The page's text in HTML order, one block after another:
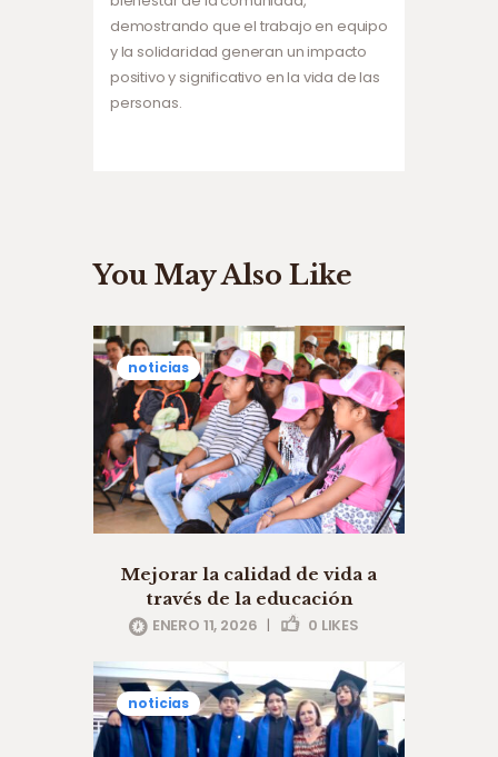
demostrando que el trabajo en equipo
y la solidaridad generan un impacto
positivo y significativo en la vida de las
personas.
You May Also Like
noticias
Mejorar la calidad de vida a
través de la educación
ENERO 11, 2026 | 0 LIKES
noticias